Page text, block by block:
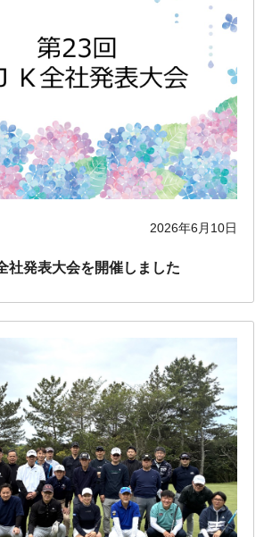
2026年6月10日
社発表大会を開催しました